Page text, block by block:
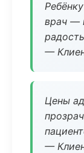
врач —
—
Цены
—